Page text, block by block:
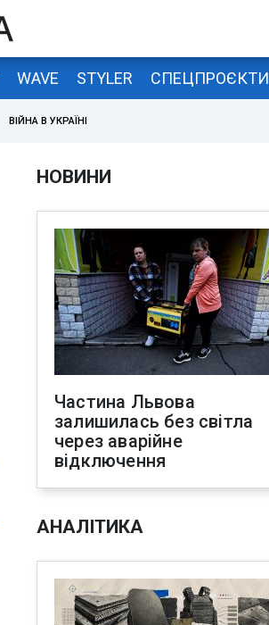
WAVE STYLER СПЕЦПРОЄКТИ
ВІЙНА В УКРАЇНІ
НОВИНИ
Частина Львова
залишилась без світла
через аварійне
відключення
АНАЛІТИКА